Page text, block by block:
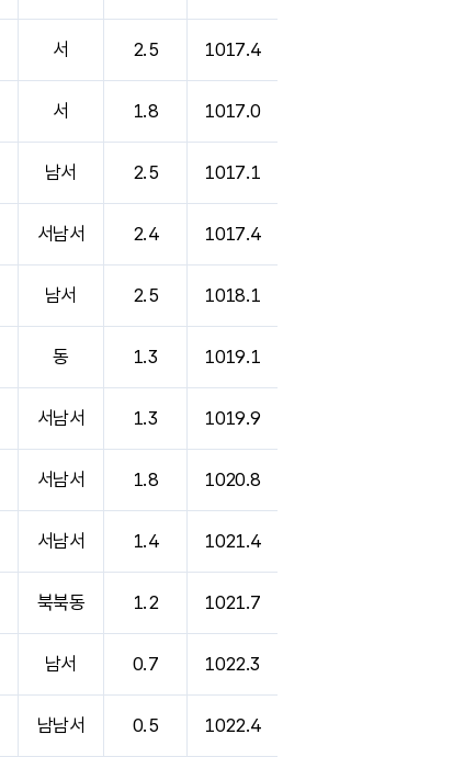
서 2.5 1017.4
서 1.8 1017.0
남서 2.5 1017.1
서남서 2.4 1017.4
남서 2.5 1018.1
동 1.3 1019.1
서남서 1.3 1019.9
서남서 1.8 1020.8
서남서 1.4 1021.4
북북동 1.2 1021.7
남서 0.7 1022.3
남남서 0.5 1022.4